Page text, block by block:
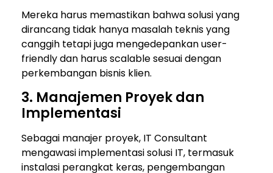
Mereka harus memastikan bahwa solusi yang
dirancang tidak hanya masalah teknis yang
canggih tetapi juga mengedepankan user-
friendly dan harus scalable sesuai dengan
perkembangan bisnis klien.
3. Manajemen Proyek dan
Implementasi
Sebagai manajer proyek, IT Consultant
mengawasi implementasi solusi IT, termasuk
instalasi perangkat keras, pengembangan